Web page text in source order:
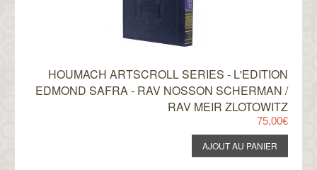
HOUMACH ARTSCROLL SERIES - L'EDITION
EDMOND SAFRA - RAV NOSSON SCHERMAN /
RAV MEIR ZLOTOWITZ
75,00€